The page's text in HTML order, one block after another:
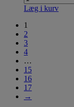
Læg i kurv
1
2
3
4
…
15
16
17
→